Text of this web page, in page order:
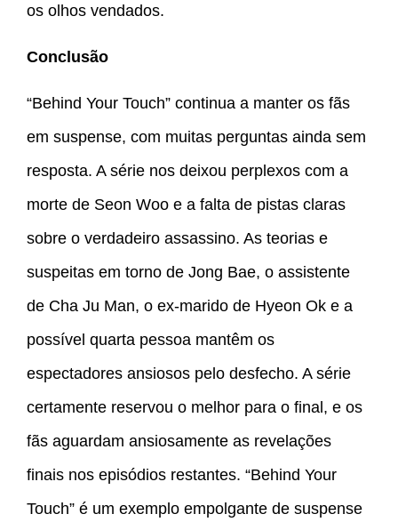
os olhos vendados.
Conclusão
“Behind Your Touch” continua a manter os fãs
em suspense, com muitas perguntas ainda sem
resposta. A série nos deixou perplexos com a
morte de Seon Woo e a falta de pistas claras
sobre o verdadeiro assassino. As teorias e
suspeitas em torno de Jong Bae, o assistente
de Cha Ju Man, o ex-marido de Hyeon Ok e a
possível quarta pessoa mantêm os
espectadores ansiosos pelo desfecho. A série
certamente reservou o melhor para o final, e os
fãs aguardam ansiosamente as revelações
finais nos episódios restantes. “Behind Your
Touch” é um exemplo empolgante de suspense